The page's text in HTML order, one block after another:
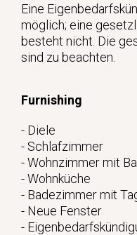
Eine
möglich; eine
besteht nicht. Die
sind zu beachten.
Furnishing
- Diele
- Schlafzimmer
- Wohnzimmer mit
- Wohnküche
- Badezimmer mit
- Neue Fenster
-